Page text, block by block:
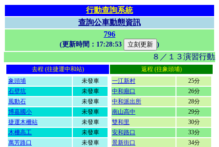
行動查詢系統
查詢公車動態資訊
796
(更新時間： 17:28:53 )
８／１３演習行
去程 (往捷運中和站)
返程 (往象頭埔)
象頭埔
未發車
石壁坑
未發車
風動石
未發車
博嘉國小
未發車
捷運木柵站
未發車
木柵高工
未發車
萬芳路口
未發車
一江新村
25分
中和廟口
26分
中和派出所
28分
南山高中
29分
雙和里
30分
安和路口
33分
景新街口
34分